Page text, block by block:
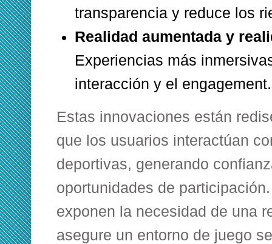
transparencia y reduce los
Realidad aumentada y
Experiencias más
interacción y el engagement.
Estas innovaciones están
que los usuarios interactúan
deportivas, generando
oportunidades de
exponen la necesidad de una
asegure un entorno de juego